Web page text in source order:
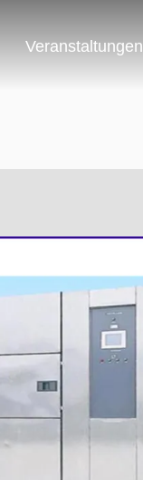
Veranstaltungen